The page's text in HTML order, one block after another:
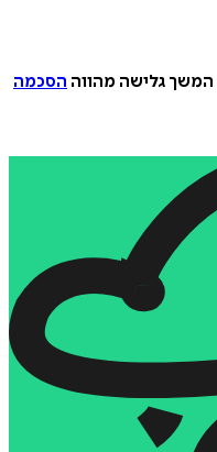
המשך גלישה מהווה הסכמה